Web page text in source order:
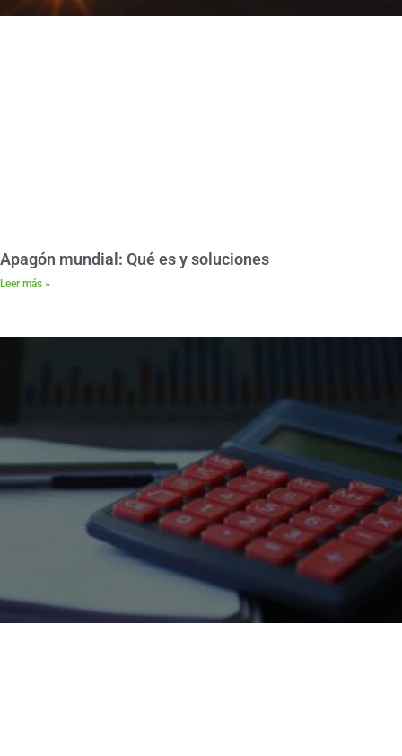
Apagón mundial: Qué es y soluciones
Leer más »